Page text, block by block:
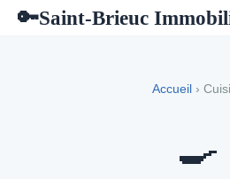
🔑Saint-Brieuc
Accueil ›
🍳